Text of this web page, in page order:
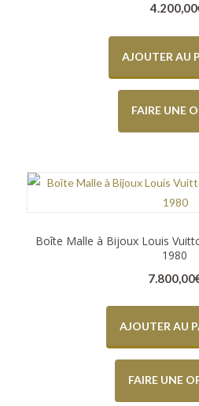
4.200,00
AJOUTER AU
FAIRE UNE
Boîte Malle à Bijoux Louis
1980
7.800,00
AJOUTER AU
FAIRE UNE